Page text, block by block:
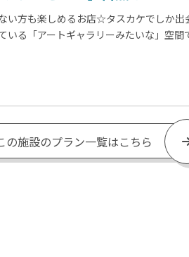
い方も楽しめるお店☆タスカケでしか
いる「アートギャラリーみたいな」空間
の施設のプラン一覧はこちら